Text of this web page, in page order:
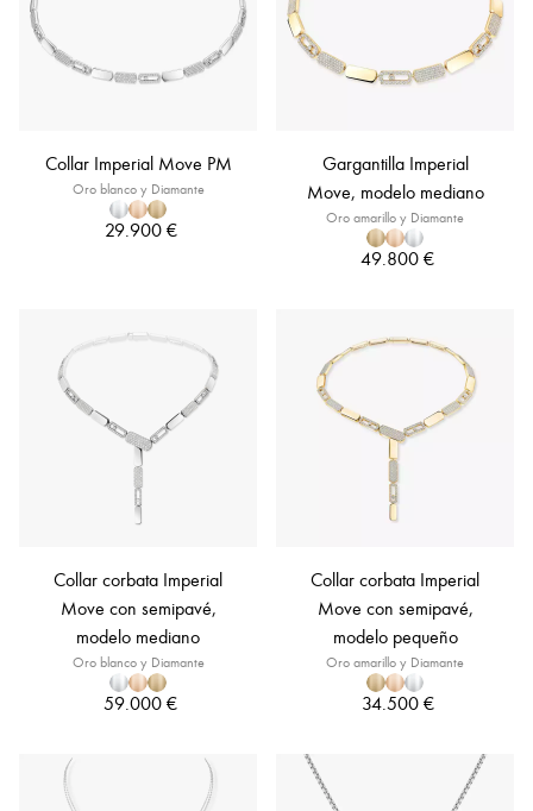
Collar Imperial Move PM
Oro blanco y Diamante
29.900 €
Gargantilla Imperial
Move, modelo mediano
Oro amarillo y Diamante
49.800 €
Collar corbata Imperial
Move con semipavé,
modelo mediano
Oro blanco y Diamante
59.000 €
Collar corbata Imperial
Move con semipavé,
modelo pequeño
Oro amarillo y Diamante
34.500 €